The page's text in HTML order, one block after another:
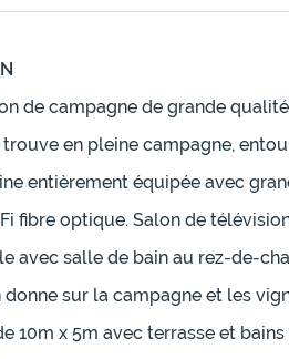
de campagne de grande
en pleine campagne,
entièrement équipée avec
fibre optique. Salon de
avec salle de bain au rez-de-
donne sur la campagne et les
10m x 5m avec terrasse et